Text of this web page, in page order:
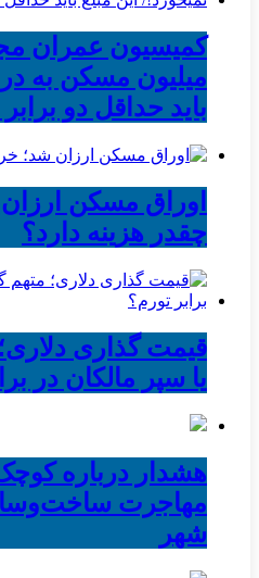
میلیون مسکن به
باید حداقل دو
اوراق مسکن
چقدر هزینه دارد؟
قیمت گذاری
یا سپر مالکان در
هشدار درباره
مهاجرت
شهر